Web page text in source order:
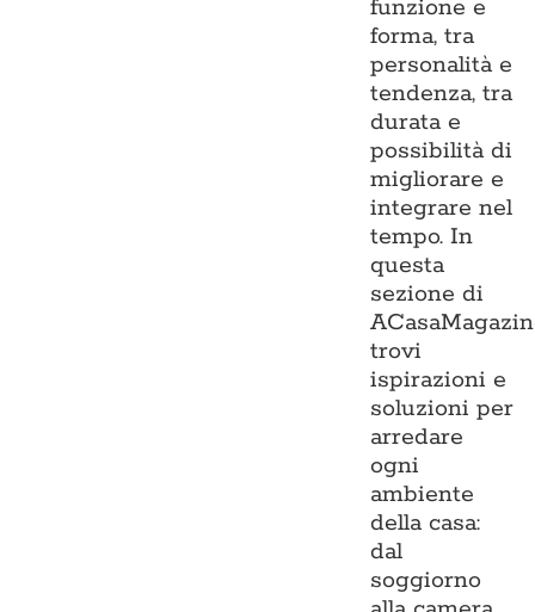
funzione e
forma, tra
personalità e
tendenza, tra
durata e
possibilità di
migliorare e
integrare nel
tempo. In
questa
sezione di
trovi
ispirazioni e
soluzioni per
arredare
ogni
ambiente
della casa:
dal
soggiorno